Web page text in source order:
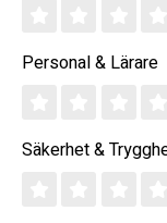
Personal & Lärare
Säkerhet &